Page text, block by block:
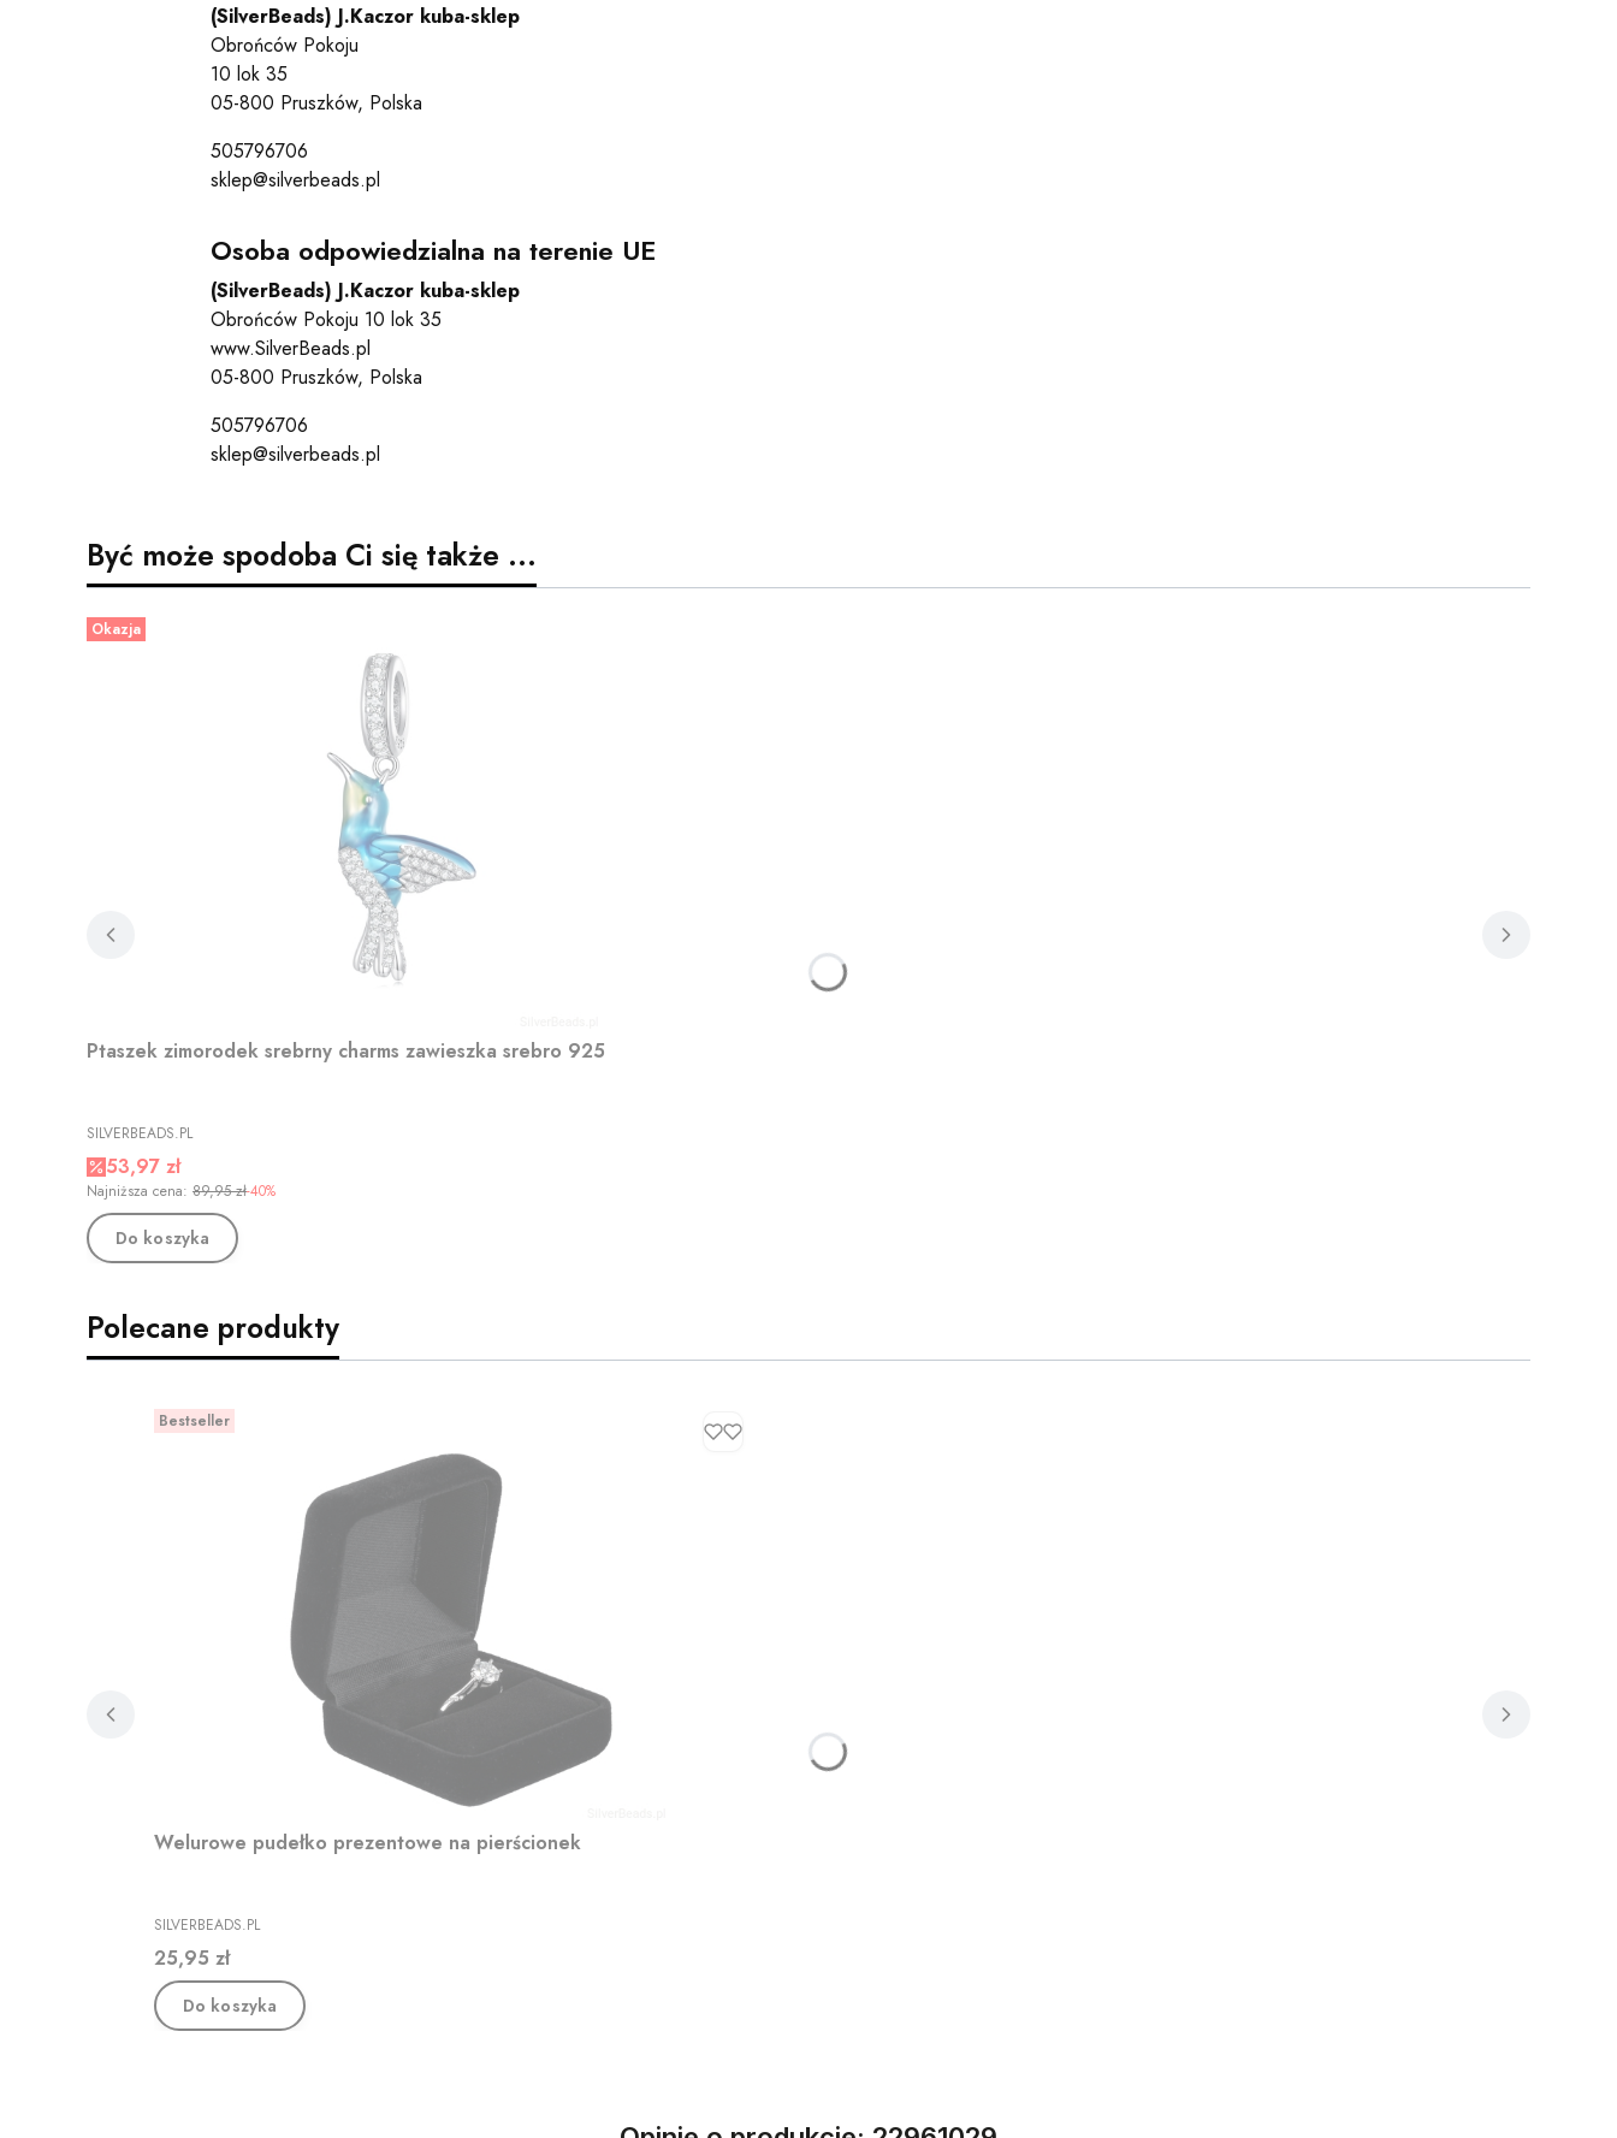
(SilverBeads) J.Kaczor kuba-sklep
Obrońców Pokoju
10 lok 35
05-800 Pruszków, Polska
505796706
sklep@silverbeads.pl
Osoba odpowiedzialna na terenie UE
(SilverBeads) J.Kaczor kuba-sklep
Obrońców Pokoju 10 lok 35
www.SilverBeads.pl
05-800 Pruszków, Polska
505796706
sklep@silverbeads.pl
Być może spodoba Ci się także ...
Okazja
Ptaszek zimorodek srebrny charms zawieszka srebro 925
PRODUCENT
SILVERBEADS.PL
Cena promocyjna
53,97 zł
Najniższa cena: 89,95 zł-40%
Do koszyka
Polecane produkty
Bestseller
Welurowe pudełko prezentowe na pierścionek
PRODUCENT
SILVERBEADS.PL
Cena
25,95 zł
Do koszyka